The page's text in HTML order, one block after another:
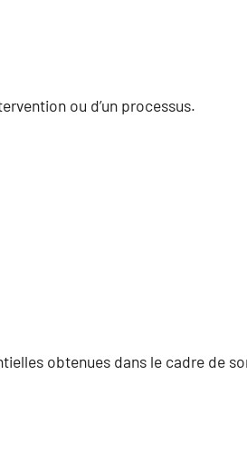
ou d’un processus.
obtenues dans le cadre de